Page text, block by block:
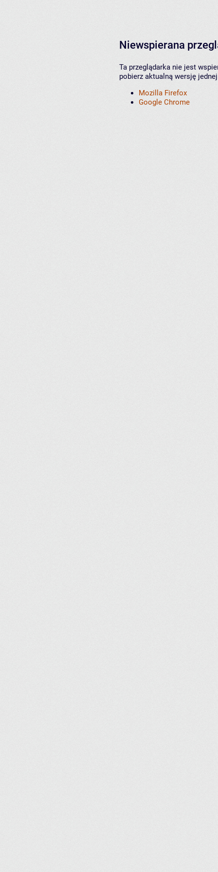
Niewspierana
Ta przeglądarka nie jest
pobierz aktualną wersję
Mozilla Firefox
Google Chrome